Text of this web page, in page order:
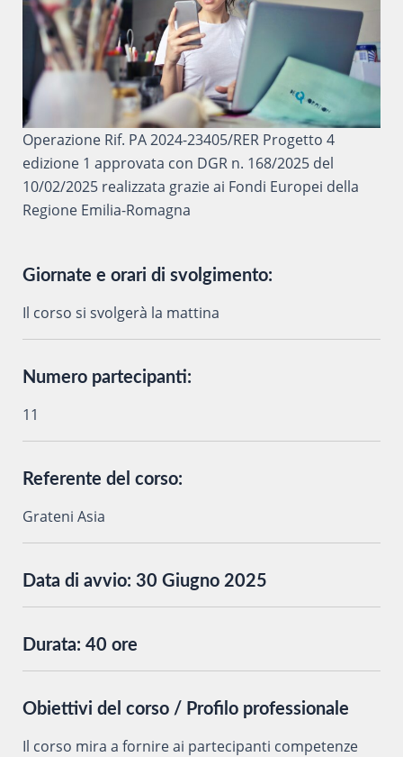
Operazione Rif. PA 2024-23405/RER Progetto 4
edizione 1 approvata con DGR n. 168/2025 del
10/02/2025 realizzata grazie ai Fondi Europei della
Regione Emilia-Romagna
Giornate e orari di svolgimento:
Il corso si svolgerà la mattina
Numero partecipanti:
11
Referente del corso:
Grateni Asia
Data di avvio: 30 Giugno 2025
Durata: 40 ore
Obiettivi del corso / Profilo professionale
Il corso mira a fornire ai partecipanti competenze